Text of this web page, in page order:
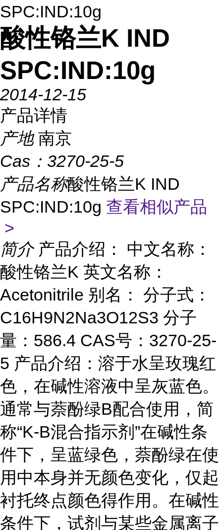
SPC:IND:10g
酸性铬兰K IND
SPC:IND:10g
2014-12-15
产品详情
产地 南京
Cas： 3270-25-5
产品名称酸性铬兰K IND
SPC:IND:10g 查看相似产品
>
简介 产品介绍： 中文名称：
酸性铬兰K 英文名称：
Acetonitrile 别名： 分子式：
C16H9N2Na3O12S3 分子
量：586.4 CAS号：3270-25-
5 产品介绍：溶于水呈玫瑰红
色，在碱性溶液中呈灰蓝色。
通常与萘酚绿B配合使用，简
称“K-B混合指示剂”在碱性条
件下，呈蓝绿色，萘酚绿在使
用中本身并无颜色变化，仅起
衬托终点颜色得作用。在碱性
条件下，试剂与某些金属离子